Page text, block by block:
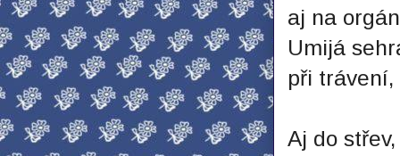
aj na
Umijá
při
Aj do